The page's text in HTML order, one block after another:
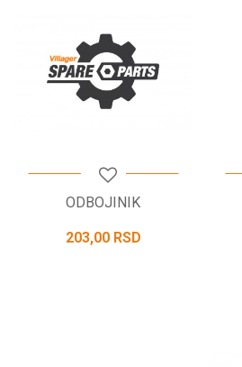
ODBOJINIK
203,00 RSD